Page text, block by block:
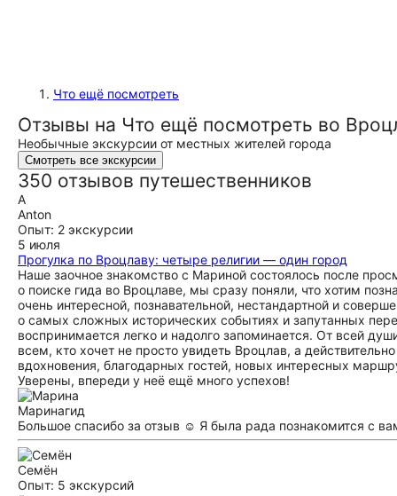
Что ещё посмотреть
Отзывы на Что ещё посмотреть во
Необычные экскурсии от местных жителей города
Смотреть все экскурсии
350 отзывов путешественников
A
Anton
Опыт: 2 экскурсии
5 июля
Прогулка по Вроцлаву: четыре религии — один город
Наше заочное знакомство с Мариной состоялось после
о поиске гида во Вроцлаве, мы сразу поняли, что хотим
очень интересной, познавательной, нестандартной и
о самых сложных исторических событиях и запутанных
воспринимается легко и надолго запоминается. От всей
всем, кто хочет не просто увидеть Вроцлав, а
вдохновения, благодарных гостей, новых интересных
Уверены, впереди у неё ещё много успехов!
Маринагид
Большое спасибо за отзыв ☺️ Я была рада познакомится с
Семён
Опыт: 5 экскурсий